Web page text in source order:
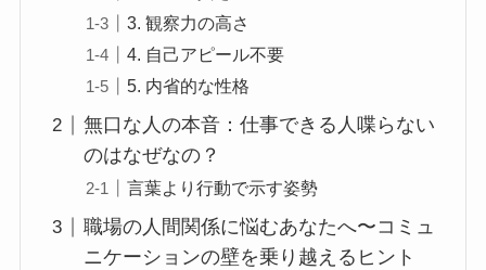
3. 観察力の高さ
4. 自己アピール不要
5. 内省的な性格
無口な人の本音：仕事できる人喋らない
のはなぜなの？
言葉より行動で示す姿勢
職場の人間関係に悩むあなたへ〜コミュ
ニケーションの壁を乗り越えるヒント